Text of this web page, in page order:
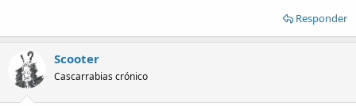
Responder
Scooter
Cascarrabias crónico